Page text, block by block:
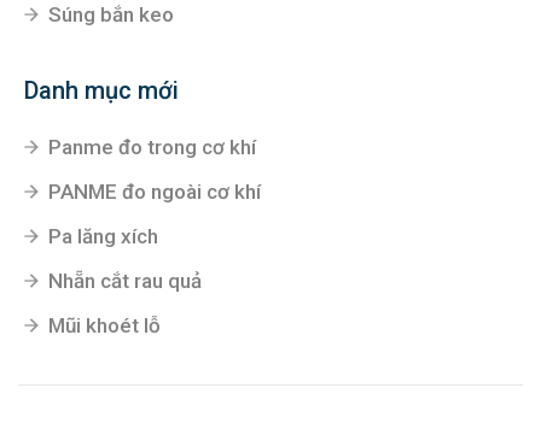
Súng bắn keo
Danh mục mới
Panme đo trong cơ khí
PANME đo ngoài cơ khí
Pa lăng xích
Nhẵn cắt rau quả
Mũi khoét lỗ